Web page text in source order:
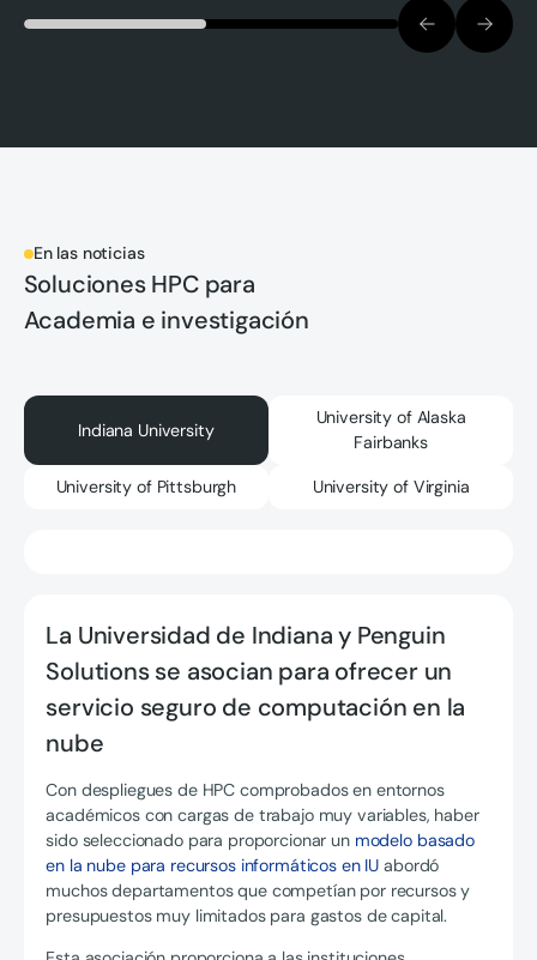
En las noticias
Soluciones HPC para
Academia e investigación
Indiana University
University of Alaska
Fairbanks
University of Pittsburgh University of Virginia
La Universidad de Indiana y Penguin
Solutions se asocian para ofrecer un
servicio seguro de computación en la
nube
Con despliegues de HPC comprobados en entornos
académicos con cargas de trabajo muy variables, haber
sido seleccionado para proporcionar un modelo basado
en la nube para recursos informáticos en IU abordó
muchos departamentos que competían por recursos y
presupuestos muy limitados para gastos de capital.